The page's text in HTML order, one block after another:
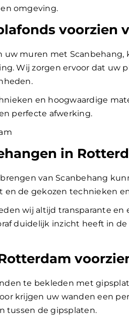
omgeving.
voorzien
uw muren met
Wij zorgen ervoor dat uw
en hoogwaardige
perfecte afwerking.
in
van Scanbehang
en de gekozen technieken
wij altijd transparante
duidelijk inzicht heeft in
te bekleden met
krijgen uw wanden een
tussen de gipsplaten.